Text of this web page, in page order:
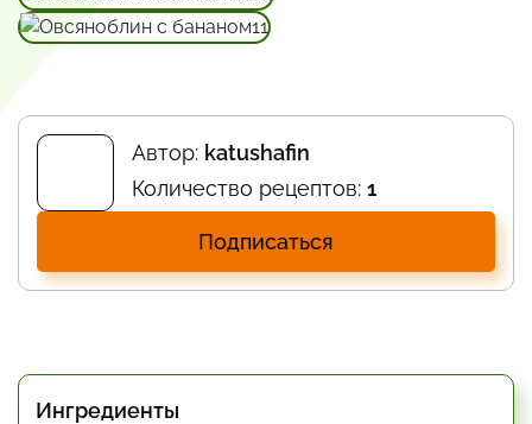
Автор: katushafin
Количество рецептов: 1
Подписаться
Ингредиенты